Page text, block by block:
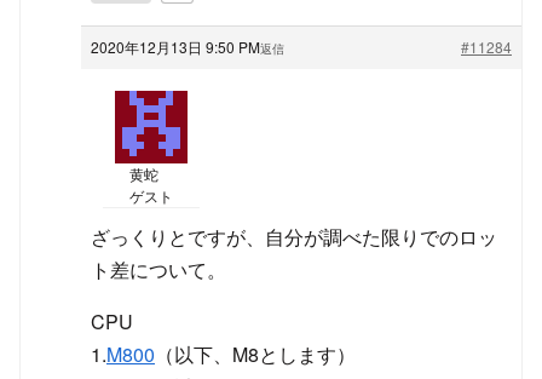
2020年12月13日 9:50 PM #11284
返信
黄蛇
ゲスト
ざっくりとですが、自分が調べた限りでのロッ
ト差について。
CPU
1.M800 （以下、M8とします）